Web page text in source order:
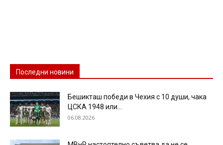
Последни новини
Бешикташ победи в Чехия с 10 души, чака
ЦСКА 1948 или...
06.08.2026